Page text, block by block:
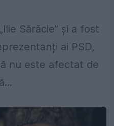
Sărăcie” și a fost
ai PSD,
nu este afectat de